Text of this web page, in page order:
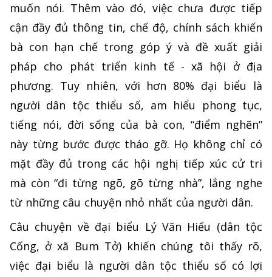
muốn nói. Thêm vào đó, việc chưa được tiếp
cận đầy đủ thông tin, chế độ, chính sách khiến
bà con hạn chế trong góp ý và đề xuất giải
pháp cho phát triển kinh tế - xã hội ở địa
phương. Tuy nhiên, với hơn 80% đại biểu là
người dân tộc thiểu số, am hiểu phong tục,
tiếng nói, đời sống của bà con, “điểm nghẽn”
này từng bước được tháo gỡ. Họ không chỉ có
mặt đầy đủ trong các hội nghị tiếp xúc cử tri
mà còn “đi từng ngõ, gõ từng nhà”, lắng nghe
từ những câu chuyện nhỏ nhất của người dân.
Câu chuyện về đại biểu Lý Văn Hiếu (dân tộc
Cống, ở xã Bum Tở) khiến chúng tôi thấy rõ,
việc đại biểu là người dân tộc thiểu số có lợi